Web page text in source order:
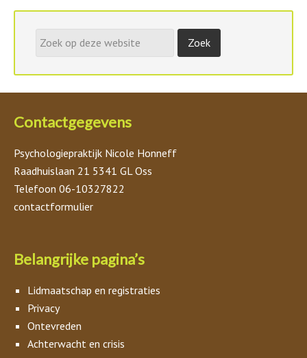
Contactgegevens
Psychologiepraktijk Nicole Honneff
Raadhuislaan 21 5341 GL Oss
Telefoon 06-10327822
contactformulier
Belangrijke pagina’s
Lidmaatschap en registraties
Privacy
Ontevreden
Achterwacht en crisis